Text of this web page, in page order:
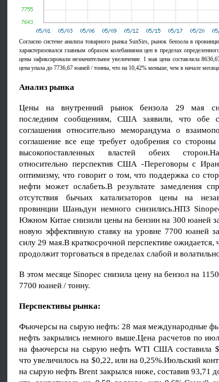
Согласно системе анализа товарного рынка SunSirs, рынок бензола в
характеризовался главным образом колебаниями цен в пределах
цены зафиксировали незначительное увеличение. 1 мая цена составляла
цена упала до 7736,67 юаней / тонны, что на 10,42% меньше, чем в начале
Анализ рынка
Цены на внутренний рынок бензола 29 мая
последним сообщениям, США заявили, что обе
соглашения относительно меморандума о
соглашение все еще требует одобрения со стороны
высокопоставленных властей обеих
относительно перспектив США -Переговоры с
оптимизму, что говорит о том, что поддержка со
нефти может ослабеть.В результате замедления
отсутствия бычьих катализаторов цены на
провинции Шаньдун немного снизились.НПЗ
Южном Китае снизили цены на бензин на 300 юаней
новую эффективную ставку на уровне 7700 юаней
силу 29 мая.В краткосрочной перспективе ожидается,
продолжит торговаться в пределах слабой и
В этом месяце Sinopec снизила цену на бензол на
7700 юаней / тонну.
Перспективы рынка:
Фьючерсы на сырую нефть: 28 мая международные
нефть закрылись немного выше.Цена расчетов по
на фьючерсы на сырую нефть WTI США составила
что увеличилось на $0,22, или на 0,25%.Июльский
на сырую нефть Brent закрылся ниже, составив 93,71